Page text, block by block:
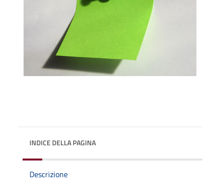
INDICE DELLA PAGINA
Descrizione